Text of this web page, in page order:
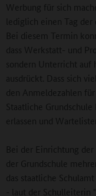
Werbung für sich
lediglich einen Tag
Bei diesem Termin
dass Werkstatt- und
sondern Unterricht auf
ausdrückt. Dass sich
den Anmeldezahlen
Staatliche
erlassen und
Bei der Einrichtung
der Grundschule
das staatliche
- laut der Schulleiterin